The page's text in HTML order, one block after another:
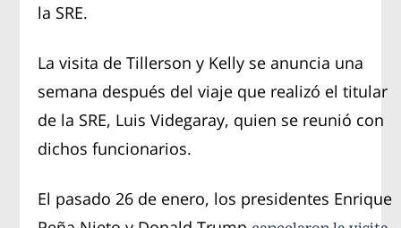
la SRE.
La visita de Tillerson y Kelly se anuncia una
semana después del viaje que realizó el titular
de la SRE, Luis Videgaray, quien se reunió con
dichos funcionarios.
El pasado 26 de enero, los presidentes Enrique